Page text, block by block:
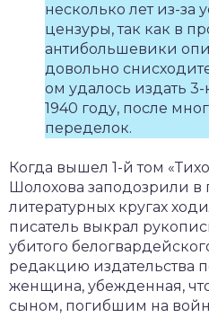
несколько лет из-за
цензуры, так как в
антибольшевики
довольно
ом удалось издать
1940 году, после
переделок.
Когда вышел 1-й том
Шолохова заподозрили в
литературных кругах
писатель выкрал
убитого
редакцию издательства
женщина, убежденная,
сыном, погибшим на